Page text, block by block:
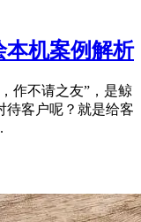
本机案例解析
作不请之友”，是鲸
待客户呢？就是给客